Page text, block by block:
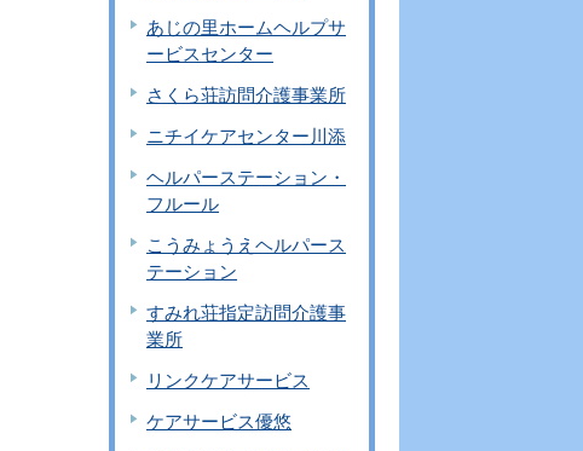
あじの里ホームヘルプサ
ービスセンター
さくら荘訪問介護事業所
ニチイケアセンター川添
ヘルパーステーション・
フルール
こうみょうえヘルパース
テーション
すみれ荘指定訪問介護事
業所
リンクケアサービス
ケアサービス優悠